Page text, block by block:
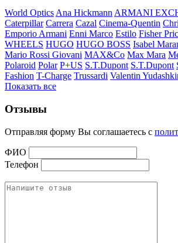
World Optics Ana Hickmann ARMANI
Caterpillar Carrera Cazal Cinema-Quentin
Emporio Armani Enni Marco Estilo Fisher
WHEELS HUGO HUGO BOSS Isabel
Mario Rossi Giovani MAX&Co Max Mara
Polaroid Polar P+US S.T.Dupont S.T.Dupont
Fashion T-Charge Trussardi Valentin
Показать все
Отзывы
Отправляя форму Вы соглашаетесь с
ФИО
Телефон